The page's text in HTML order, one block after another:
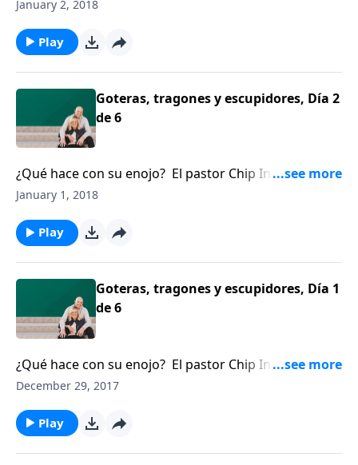
January 2, 2018
Play
Goteras, tragones y escupidores, Día 2
de 6
¿Qué hace con su enojo? El pastor Chip Ingram cree
que el enojo bien manejado puede ser muy valioso.
January 1, 2018
Play
Goteras, tragones y escupidores, Día 1
de 6
¿Qué hace con su enojo? El pastor Chip Ingram cree
que el enojo bien manejado puede ser muy valioso.
December 29, 2017
Play